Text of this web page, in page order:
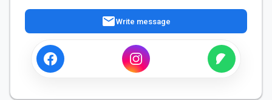
mailWrite message